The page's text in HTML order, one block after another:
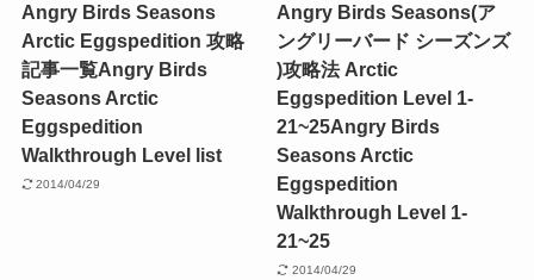
Angry Birds Seasons
Arctic Eggspedition 攻略
記事一覧Angry Birds
Seasons Arctic
Eggspedition
Walkthrough Level list
2014/04/29
Angry Birds Seasons(ア
ングリーバード シーズンズ
)攻略法 Arctic
Eggspedition Level 1-
21~25Angry Birds
Seasons Arctic
Eggspedition
Walkthrough Level 1-
21~25
2014/04/29